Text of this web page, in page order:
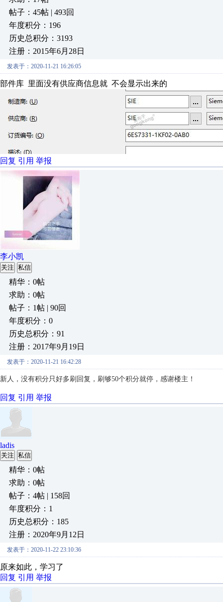
帖子：45帖 | 493回
年度积分：196
历史总积分：3193
注册：2015年6月28日
发表于：2020-11-21 16:26:05
部件库 里面没有供应商信息就 不会显示出来的
回复 引用 举报
李小凯
关注 私信
精华：0帖
求助：0帖
帖子：1帖 | 90回
年度积分：0
历史总积分：91
注册：2017年9月19日
发表于：2020-11-21 16:42:28
新人，没有积分只好多刷回复，刷够50个积分就停，感谢楼主！
回复 引用 举报
ladis
关注 私信
精华：0帖
求助：0帖
帖子：4帖 | 158回
年度积分：1
历史总积分：185
注册：2020年9月12日
发表于：2020-11-22 23:10:36
原来如此，学习了
回复 引用 举报